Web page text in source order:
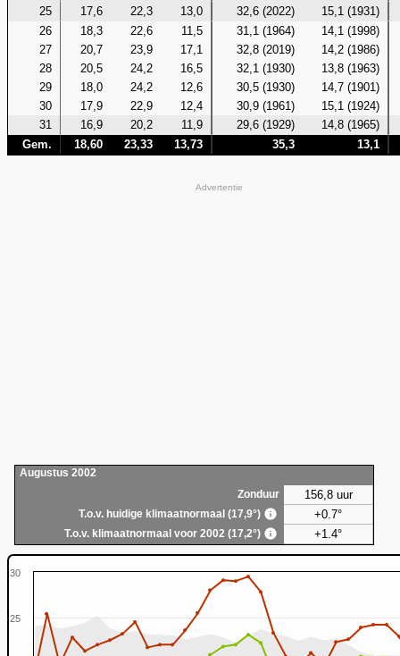
25
17,6 22,3 13,0 32,6 (2022)
15,1 (1931)
26
18,3 22,6 11,5 31,1 (1964)
14,1 (1998)
27
20,7 23,9 17,1 32,8 (2019)
14,2 (1986)
28
20,5 24,2 16,5 32,1 (1930)
13,8 (1963)
29
18,0 24,2 12,6 30,5 (1930)
14,7 (1901)
30
17,9 22,9 12,4 30,9 (1961)
15,1 (1924)
31
16,9 20,2 11,9 29,6 (1929)
14,8 (1965)
Gem.
18,60 23,33 13,73 35,3 13,1
Advertentie
Augustus 2002
Zonduur
156,8 uur
T.o.v. huidige klimaatnormaal (17,9°) +0.7°
T.o.v. klimaatnormaal voor 2002 (17,2°) +1.4°
25
30